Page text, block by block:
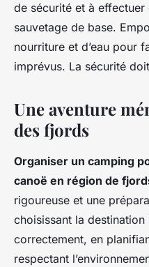
de sécurité et à
sauvetage de base.
nourriture et d’eau pour
imprévus. La sécurité
Une aventure
des fjords
Organiser un camping
canoë en région de
rigoureuse et une
choisissant la
correctement, en
respectant